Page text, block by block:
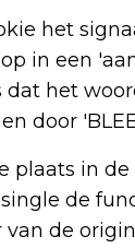
het
in een
het
door
in de
de
van de